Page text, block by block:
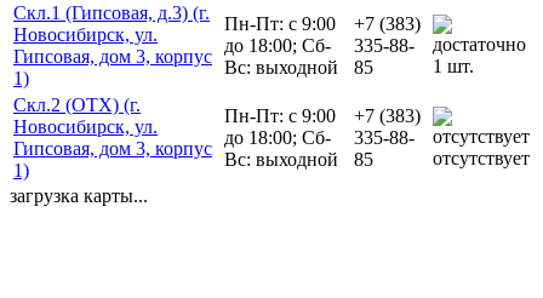
Скл.1 (Гипсовая, д.3) (г.
Новосибирск, ул.
Гипсовая, дом 3, корпус
1)
Пн-Пт: с 9:00
до 18:00; Сб-
Вс: выходной
+7 (383)
335-88-
85
1 шт.
Скл.2 (ОТХ) (г.
Новосибирск, ул.
Гипсовая, дом 3, корпус
1)
Пн-Пт: с 9:00
до 18:00; Сб-
Вс: выходной
+7 (383)
335-88-
85
отсутствует
загрузка карты...